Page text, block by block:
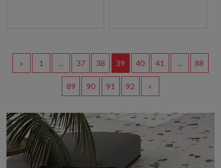
« 1 ... 37 38 39 40 41 ... 88
89 90 91 92 »